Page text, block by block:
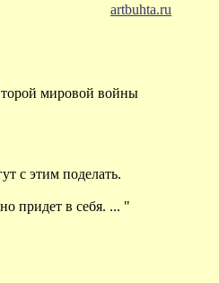
artbuhta.ru
мировой войны
с этим поделать.
придет в себя. ... "